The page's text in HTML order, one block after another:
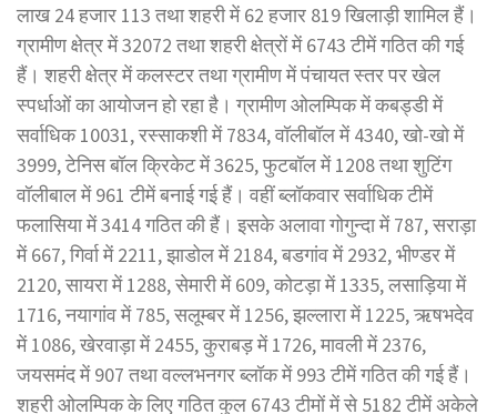
लाख 24 हजार 113 तथा शहरी में 62 हजार 819 खिलाड़ी शामिल हैं।
ग्रामीण क्षेत्र में 32072 तथा शहरी क्षेत्रों में 6743 टीमें गठित की गई
हैं। शहरी क्षेत्र में कलस्टर तथा ग्रामीण में पंचायत स्तर पर खेल
स्पर्धाओं का आयोजन हो रहा है। ग्रामीण ओलम्पिक में कबड्डी में
सर्वाधिक 10031, रस्साकशी में 7834, वॉलीबॉल में 4340, खो-खो में
3999, टेनिस बॉल क्रिकेट में 3625, फुटबॉल में 1208 तथा शुटिंग
वॉलीबाल में 961 टीमें बनाई गई हैं। वहीं ब्लॉकवार सर्वाधिक टीमें
फलासिया में 3414 गठित की हैं। इसके अलावा गोगुन्दा में 787, सराड़ा
में 667, गिर्वा में 2211, झाडोल में 2184, बडगांव में 2932, भीण्डर में
2120, सायरा में 1288, सेमारी में 609, कोटड़ा में 1335, लसाड़िया में
1716, नयागांव में 785, सलूम्बर में 1256, झल्लारा में 1225, ऋषभदेव
में 1086, खेरवाड़ा में 2455, कुराबड़ में 1726, मावली में 2376,
जयसमंद में 907 तथा वल्लभनगर ब्लॉक में 993 टीमें गठित की गई हैं।
शहरी ओलम्पिक के लिए गठित कुल 6743 टीमों में से 5182 टीमें अकेले